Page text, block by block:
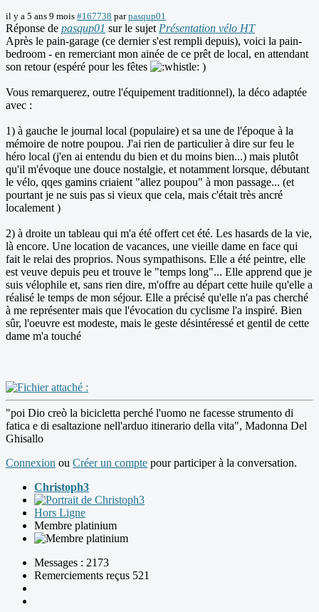
il y a 5 ans 9 mois #167738 parpasqup01
Réponse de pasqup01 sur le sujet Présentation vélo HT
Après le pain-garage (ce dernier s'est rempli depuis), voici la pain-
bedroom - en remerciant mon ainée de ce prêt de local, en attendant
son retour (espéré pour les fêtes
)
Vous remarquerez, outre l'équipement traditionnel), la déco adaptée
avec :
1) à gauche le journal local (populaire) et sa une de l'époque à la
mémoire de notre poupou. J'ai rien de particulier à dire sur feu le
héro local (j'en ai entendu du bien et du moins bien...) mais plutôt
qu'il m'évoque une douce nostalgie, et notamment lorsque, débutant
le vélo, qqes gamins criaient "allez poupou" à mon passage... (et
pourtant je ne suis pas si vieux que cela, mais c'était très ancré
localement )
2) à droite un tableau qui m'a été offert cet été. Les hasards de la vie,
là encore. Une location de vacances, une vieille dame en face qui
fait le relai des proprios. Nous sympathisons. Elle a été peintre, elle
est veuve depuis peu et trouve le "temps long"... Elle apprend que je
suis vélophile et, sans rien dire, m'offre au départ cette huile qu'elle a
réalisé le temps de mon séjour. Elle a précisé qu'elle n'a pas cherché
à me représenter mais que l'évocation du cyclisme l'a inspiré. Bien
sûr, l'oeuvre est modeste, mais le geste désintéressé et gentil de cette
dame m'a touché
"poi Dio creò la bicicletta perché l'uomo ne facesse strumento di
fatica e di esaltazione nell'arduo itinerario della vita", Madonna Del
Ghisallo
Connexion ou Créer un compte pour participer à la conversation.
Christoph3
Hors Ligne
Membre platinium
Messages : 2173
Remerciements reçus 521